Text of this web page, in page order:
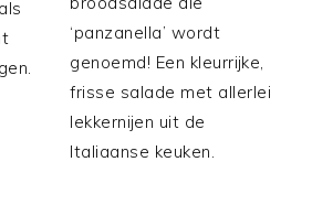
‘panzanella’ wordt
genoemd! Een kleurrijke,
frisse salade met allerlei
lekkernijen uit de
Italiaanse keuken.